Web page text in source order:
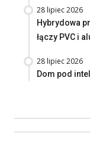
28 lipiec 2026
Hybrydowa
łączy PVC i
28 lipiec 2026
Dom pod